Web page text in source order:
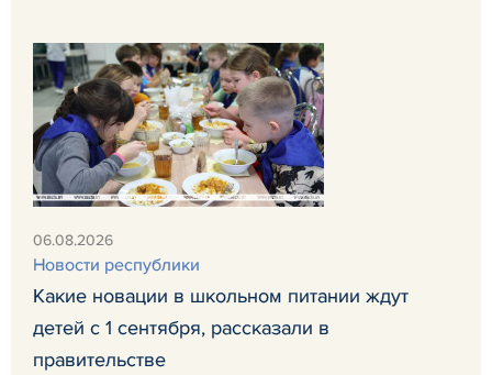
06.08.2026
Новости республики
Какие новации в школьном питании ждут
детей с 1 сентября, рассказали в
правительстве